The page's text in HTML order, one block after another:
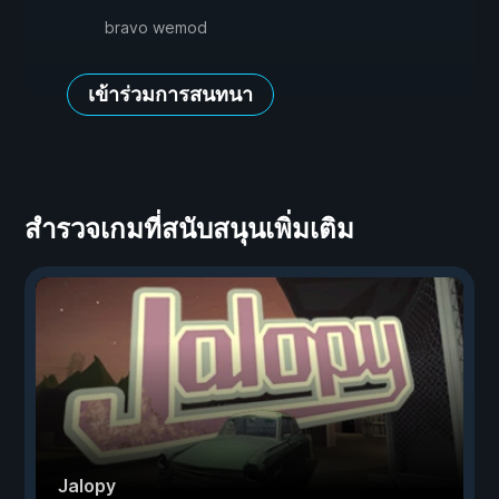
bravo wemod
เข้าร่วมการสนทนา
สำรวจเกมที่สนับสนุนเพิ่มเติม
Jalopy